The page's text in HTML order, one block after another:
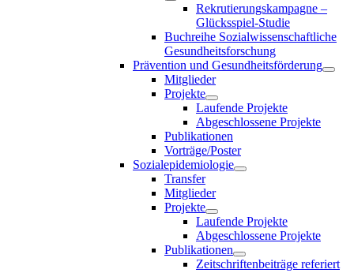
Rekrutierungskampagne –
Glücksspiel-Studie
Buchreihe Sozialwissenschaftliche
Gesundheitsforschung
Prävention und Gesundheitsförderung
Mitglieder
Projekte
Laufende Projekte
Abgeschlossene Projekte
Publikationen
Vorträge/Poster
Sozialepidemiologie
Transfer
Mitglieder
Projekte
Laufende Projekte
Abgeschlossene Projekte
Publikationen
Zeitschriftenbeiträge referiert